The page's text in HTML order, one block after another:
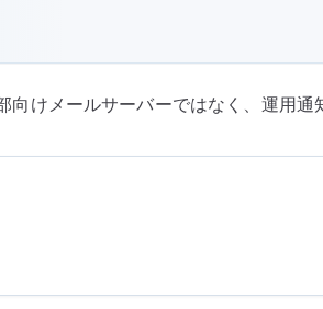
けメールサーバーではなく、運用通